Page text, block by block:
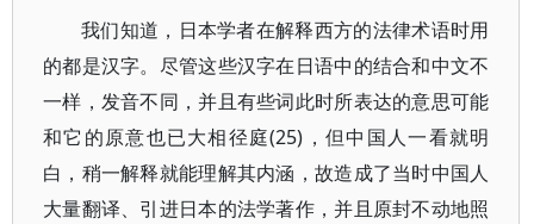
我们知道，日本学者在解释西方的法律术语时用
的都是汉字。尽管这些汉字在日语中的结合和中文不
一样，发音不同，并且有些词此时所表达的意思可能
和它的原意也已大相径庭(25)，但中国人一看就明
白，稍一解释就能理解其内涵，故造成了当时中国人
大量翻译、引进日本的法学著作，并且原封不动地照